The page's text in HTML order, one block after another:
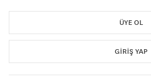
ÜYE OL
GIRIŞ YAP